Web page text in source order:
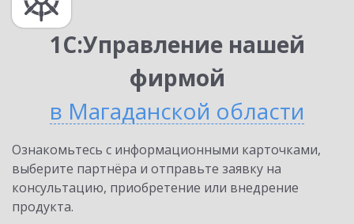
1С:Управление нашей
фирмой
в Магаданской области
Ознакомьтесь с информационными карточками,
выберите партнёра и отправьте заявку на
консультацию, приобретение или внедрение
продукта.